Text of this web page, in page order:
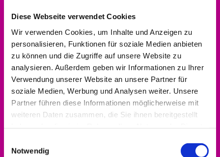
Diese Webseite verwendet Cookies
Wir verwenden Cookies, um Inhalte und Anzeigen zu
personalisieren, Funktionen für soziale Medien anbieten
zu können und die Zugriffe auf unsere Website zu
analysieren. Außerdem geben wir Informationen zu Ihrer
Verwendung unserer Website an unsere Partner für
soziale Medien, Werbung und Analysen weiter. Unsere
Partner führen diese Informationen möglicherweise mit
weiteren Daten zusammen, die Sie ihnen bereitgestellt
Notwendig